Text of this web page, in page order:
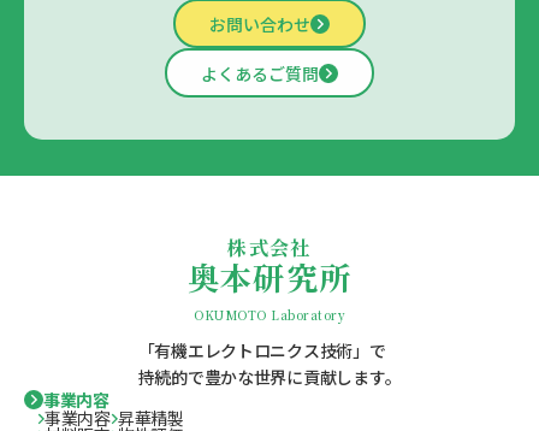
お問い合わせ
よくあるご質問
株式会社
奥本研究所
OKUMOTO Laboratory
「有機エレクトロニクス技術」で
持続的で豊かな世界に貢献します。
事業内容
事業内容 昇華精製